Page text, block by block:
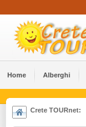
Home Alberghi
Crete TOURnet: